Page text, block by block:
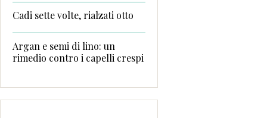
Cadi sette volte, rialzati otto
Argan e semi di lino: un
rimedio contro i capelli crespi